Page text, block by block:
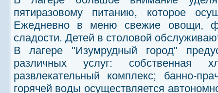
пятиразовому питанию, которое
Ежедневно в меню свежие овощи,
сладости. Детей в столовой
В лагере "Изумрудный город"
различных услуг: собственная
развлекательный комплекс; банно-
горячей воды осуществляется